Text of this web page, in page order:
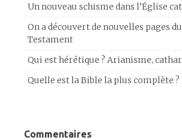
Un nouveau schisme dans l’Église
On a découvert de nouvelles pages
Testament
Qui est hérétique ? Arianisme,
Quelle est la Bible la plus complète ?
Commentaires